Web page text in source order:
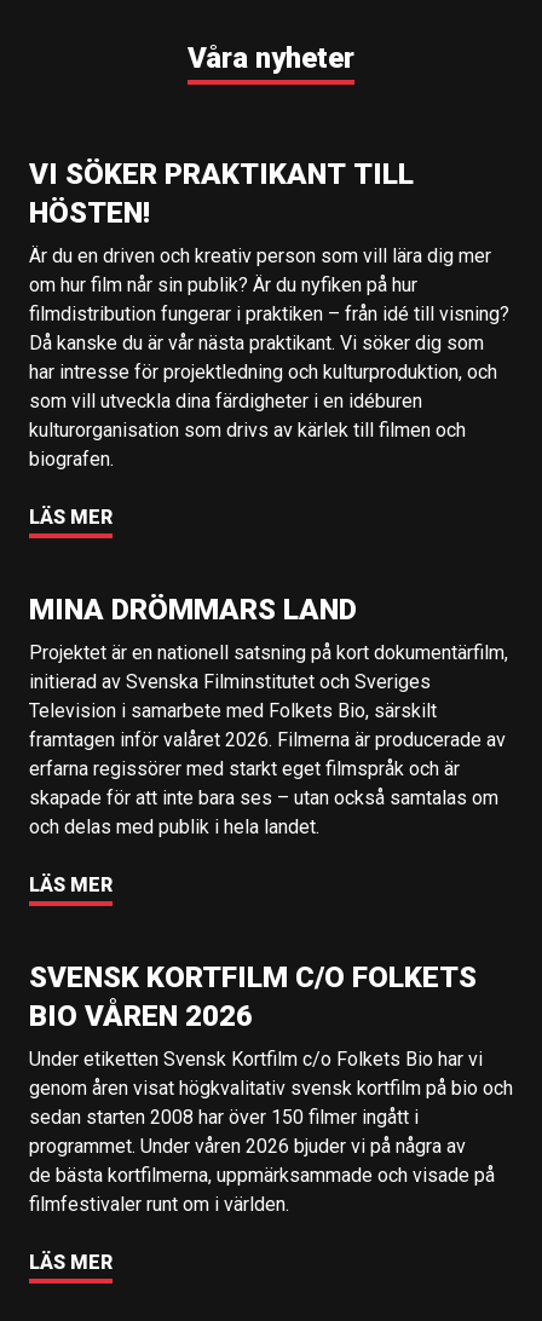
Våra nyheter
VI SÖKER PRAKTIKANT TILL
HÖSTEN!
Är du en driven och kreativ person som vill lära dig mer
om hur film når sin publik? Är du nyfiken på hur
filmdistribution fungerar i praktiken – från idé till visning?
Då kanske du är vår nästa praktikant. Vi söker dig som
har intresse för projektledning och kulturproduktion, och
som vill utveckla dina färdigheter i en idéburen
kulturorganisation som drivs av kärlek till filmen och
biografen.
LÄS MER
MINA DRÖMMARS LAND
Projektet är en nationell satsning på kort dokumentärfilm,
initierad av Svenska Filminstitutet och Sveriges
Television i samarbete med Folkets Bio, särskilt
framtagen inför valåret 2026. Filmerna är producerade av
erfarna regissörer med starkt eget filmspråk och är
skapade för att inte bara ses – utan också samtalas om
och delas med publik i hela landet.
LÄS MER
SVENSK KORTFILM C/O FOLKETS
BIO VÅREN 2026
Under etiketten Svensk Kortfilm c/o Folkets Bio har vi
genom åren visat högkvalitativ svensk kortfilm på bio och
sedan starten 2008 har över 150 filmer ingått i
programmet. Under våren 2026 bjuder vi på några av
de bästa kortfilmerna, uppmärksammade och visade på
filmfestivaler runt om i världen.
LÄS MER